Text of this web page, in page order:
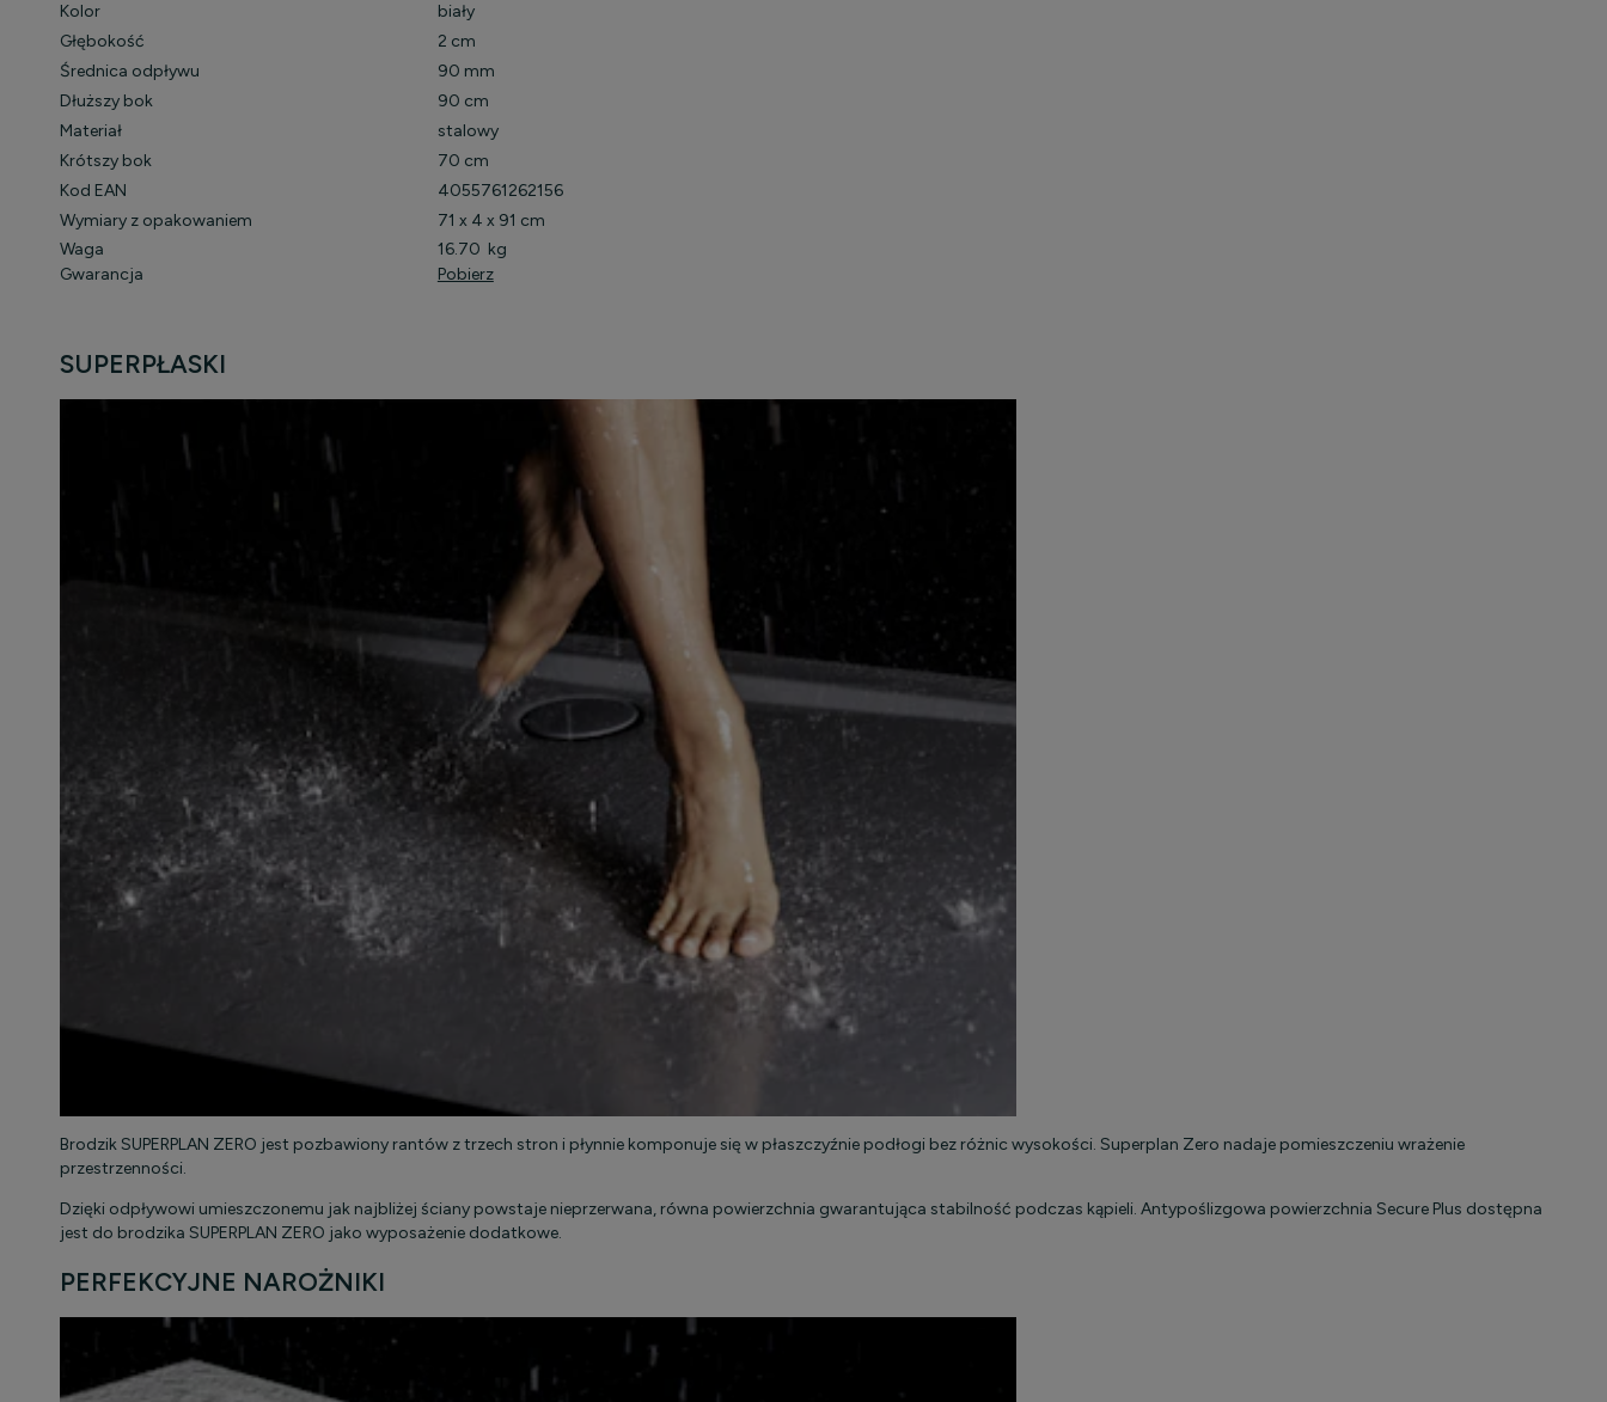
Kolor
biały
Głębokość
2 cm
Średnica odpływu
90 mm
Dłuższy bok
90 cm
Materiał
stalowy
Krótszy bok
70 cm
Kod EAN
4055761262156
Wymiary z opakowaniem
71 x 4 x 91 cm
Waga
16.70 kg
Gwarancja
Pobierz
SUPERPŁASKI
Brodzik SUPERPLAN ZERO jest pozbawiony rantów z trzech stron i płynnie komponuje się w płaszczyźnie podłogi bez różnic wysokości. Superplan Zero nadaje pomieszczeniu wrażenie
przestrzenności.
Dzięki odpływowi umieszczonemu jak najbliżej ściany powstaje nieprzerwana, równa powierzchnia gwarantująca stabilność podczas kąpieli. Antypoślizgowa powierzchnia Secure Plus dostępna
jest do brodzika SUPERPLAN ZERO jako wyposażenie dodatkowe.
PERFEKCYJNE NAROŻNIKI